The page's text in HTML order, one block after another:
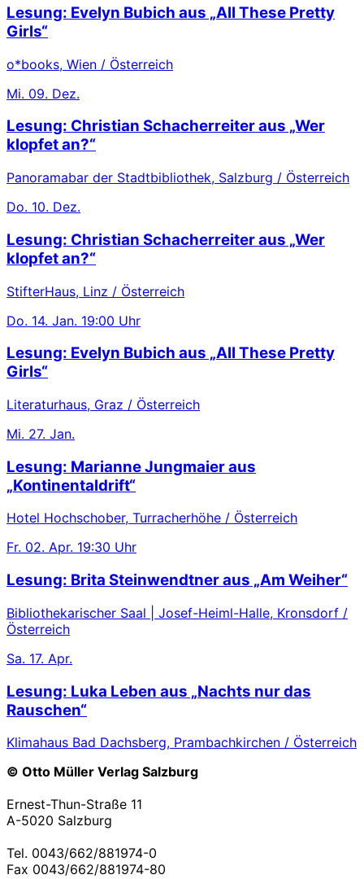
Lesung: Evelyn Bubich aus „All These Pretty
Girls“
o*books, Wien / Österreich
Mi. 09. Dez.
Lesung: Christian Schacherreiter aus „Wer
klopfet an?“
Panoramabar der Stadtbibliothek, Salzburg / Österreich
Do. 10. Dez.
Lesung: Christian Schacherreiter aus „Wer
klopfet an?“
StifterHaus, Linz / Österreich
Do. 14. Jan. 19:00 Uhr
Lesung: Evelyn Bubich aus „All These Pretty
Girls“
Literaturhaus, Graz / Österreich
Mi. 27. Jan.
Lesung: Marianne Jungmaier aus
„Kontinentaldrift“
Hotel Hochschober, Turracherhöhe / Österreich
Fr. 02. Apr. 19:30 Uhr
Lesung: Brita Steinwendtner aus „Am Weiher“
Bibliothekarischer Saal | Josef-Heiml-Halle, Kronsdorf /
Österreich
Sa. 17. Apr.
Lesung: Luka Leben aus „Nachts nur das
Rauschen“
Klimahaus Bad Dachsberg, Prambachkirchen / Österreich
© Otto Müller Verlag Salzburg
Ernest-Thun-Straße 11
A-5020 Salzburg
Tel. 0043/662/881974-0
Fax 0043/662/881974-80